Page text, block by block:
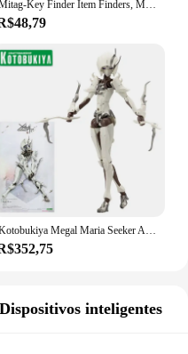
Mitag-Key Finder Item Finders, MFi Certified, Bluetooth, GPS, Gato, Dog Locator, Rastreador, Dispositivo Anti-Loss, Funciona com a Apple Find, Meu
Kotobukiya Megal Maria Seeker Action Figure, Kit Modelo Plástico, Brinquedos para meninos
Dispositivos inteligentes